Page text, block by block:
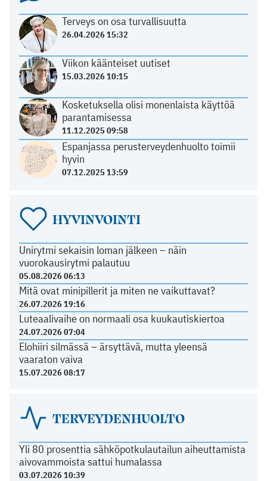
Terveys on osa turvallisuutta
26.04.2026 15:32
Viikon käänteiset uutiset
15.03.2026 10:15
Kosketuksella olisi monenlaista käyttöä
parantamisessa
11.12.2025 09:58
Espanjassa perusterveydenhuolto toimii
hyvin
07.12.2025 13:59
HYVINVOINTI
Unirytmi sekaisin loman jälkeen – näin
vuorokausirytmi palautuu
05.08.2026 06:13
Mitä ovat minipillerit ja miten ne vaikuttavat?
26.07.2026 19:16
Luteaalivaihe on normaali osa kuukautiskiertoa
24.07.2026 07:04
Elohiiri silmässä – ärsyttävä, mutta yleensä
vaaraton vaiva
15.07.2026 08:17
TERVEYDENHUOLTO
Yli 80 prosenttia sähköpotkulautailun aiheuttamista
aivovammoista sattui humalassa
03.07.2026 10:39